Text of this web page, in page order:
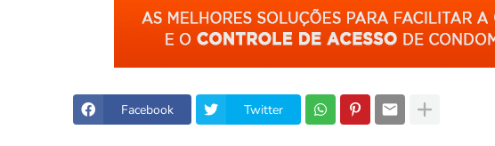
Facebook Twitter